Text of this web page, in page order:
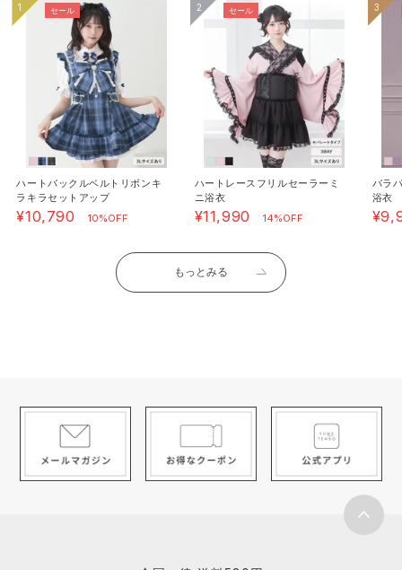
1 セール
ハートバックルベルトリボンキ
ラキラセットアップ
¥10,790 10%OFF
2 セール
ハートレースフリルセーラーミ
ニ浴衣
¥11,990 14%OFF
3
バラ
浴衣
もっとみる